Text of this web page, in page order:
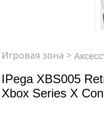
Игровая зона >
IPega XBS005
Xbox Series X